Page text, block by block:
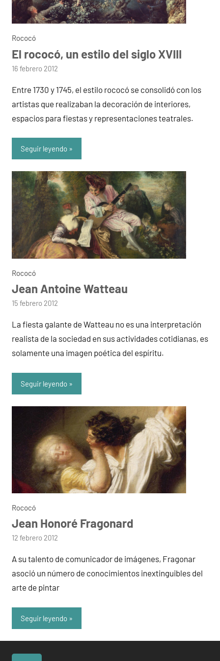
Rococó
El rococó, un estilo del siglo XVIII
por
16 febrero 2012
Entre 1730 y 1745, el estilo rococó se consolidó con los
artistas que realizaban la decoración de interiores,
espacios para fiestas y representaciones teatrales.
Seguir leyendo
Rococó
Jean Antoine Watteau
por
15 febrero 2012
La fiesta galante de Watteau no es una interpretación
realista de la sociedad en sus actividades cotidianas, es
solamente una imagen poética del espíritu.
Seguir leyendo
Rococó
Jean Honoré Fragonard
por
12 febrero 2012
A su talento de comunicador de imágenes, Fragonar
asoció un número de conocimientos inextinguibles del
arte de pintar
Seguir leyendo